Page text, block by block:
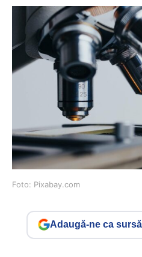
Foto: Pixabay.com
Adaugă-ne ca